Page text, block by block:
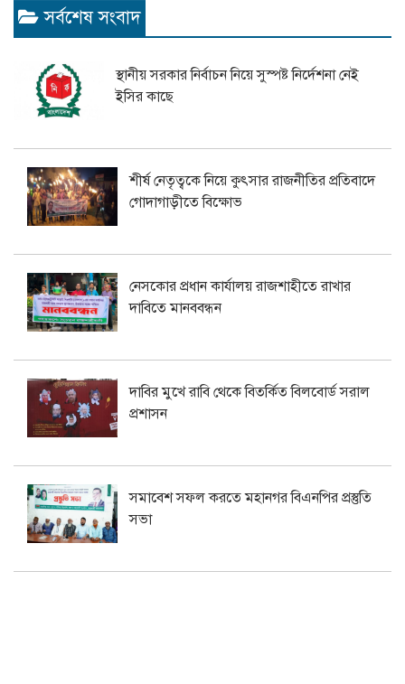
সর্বশেষ সংবাদ
স্থানীয় সরকার নির্বাচন নিয়ে সুস্পষ্ট নির্দেশনা নেই
ইসির কাছে
শীর্ষ নেতৃত্বকে নিয়ে কুৎসার রাজনীতির প্রতিবাদে
গোদাগাড়ীতে বিক্ষোভ
নেসকোর প্রধান কার্যালয় রাজশাহীতে রাখার
দাবিতে মানববন্ধন
দাবির মুখে রাবি থেকে বিতর্কিত বিলবোর্ড সরাল
প্রশাসন
সমাবেশ সফল করতে মহানগর বিএনপির প্রস্তুতি
সভা